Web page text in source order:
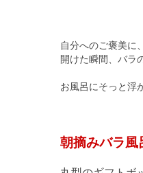
自分へのご褒美に
開けた瞬間、バラ
お風呂にそっと浮
朝摘みバラ風